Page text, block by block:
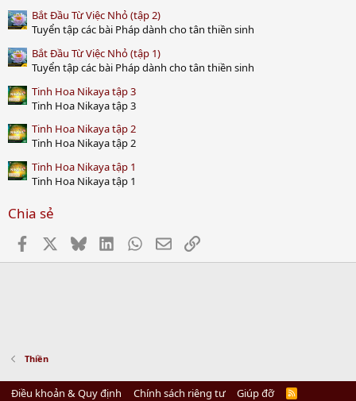
Bắt Đầu Từ Việc Nhỏ (tập 2)
Tuyển tập các bài Pháp dành cho tân thiền sinh
Bắt Đầu Từ Việc Nhỏ (tập 1)
Tuyển tập các bài Pháp dành cho tân thiền sinh
Tinh Hoa Nikaya tập 3
Tinh Hoa Nikaya tập 3
Tinh Hoa Nikaya tập 2
Tinh Hoa Nikaya tập 2
Tinh Hoa Nikaya tập 1
Tinh Hoa Nikaya tập 1
Chia sẻ
Facebook BlueskyLinkedInWhatsApp
EmailLink
Thiền
Điều khoản & Quy định Chính sách riêng tư Giúp đỡ
R